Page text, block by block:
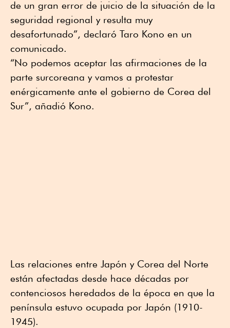
de un gran error de juicio de la situación de la
seguridad regional y resulta muy
desafortunado”, declaró Taro Kono en un
comunicado.
“No podemos aceptar las afirmaciones de la
parte surcoreana y vamos a protestar
enérgicamente ante el gobierno de Corea del
Sur”, añadió Kono.
Las relaciones entre Japón y Corea del Norte
están afectadas desde hace décadas por
contenciosos heredados de la época en que la
península estuvo ocupada por Japón (1910-
1945).